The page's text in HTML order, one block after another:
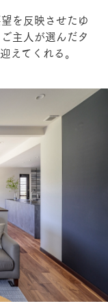
を反映させたゆ
主人が選んだタ
えてくれる。